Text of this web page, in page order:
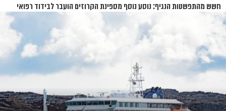
חשש מהתפשטות הנגיף: נוסע נוסף מספינת הקרוזים הועבר לבידוד רפואי
בנברסקה